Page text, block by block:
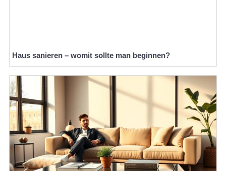
Haus sanieren – womit sollte man beginnen?